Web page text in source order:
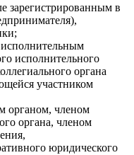
зарегистрированным в
исполнительного
органа
участником
органом, членом
органа, членом
юридического